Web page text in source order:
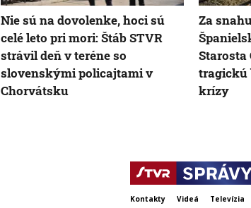
Nie sú na dovolenke, hoci sú
celé leto pri mori: Štáb STVR
strávil deň v teréne so
slovenskými policajtami v
Chorvátsku
Za
Starosta
tragickú
krízy
Kontakty Videá Televízia